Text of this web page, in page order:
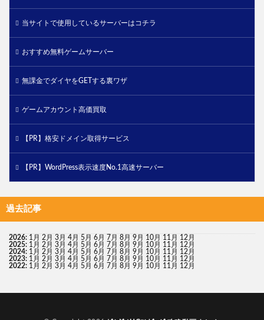
当サイトで使用しているサーバーはコチラ
おすすめ無料ゲームサーバー
無課金でダイヤをGETする裏ワザ
ゲームアカウント高価買取
【PR】格安ドメイン取得サービス
【PR】WordPress表示速度No.1高速サーバー
過去記事
2026: 1月 2月 3月 4月 5月 6月 7月 8月 9月 10月 11月 12月
2025: 1月 2月 3月 4月 5月 6月 7月 8月 9月 10月 11月 12月
2024: 1月 2月 3月 4月 5月 6月 7月 8月 9月 10月 11月 12月
2023: 1月 2月 3月 4月 5月 6月 7月 8月 9月 10月 11月 12月
2022: 1月 2月 3月 4月 5月 6月 7月 8月 9月 10月 11月 12月